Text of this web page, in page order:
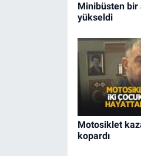
Minibüsten bir
yükseldi
Motosiklet
kopardı